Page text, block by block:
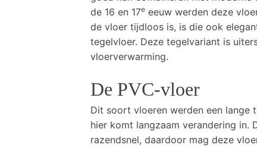
de 16 en 17e eeuw werden deze
de vloer tijdloos is, is die ook
tegelvloer. Deze tegelvariant is
vloerverwarming.
De PVC-vloer
Dit soort vloeren werden een lange
hier komt langzaam verandering
razendsnel, daardoor mag deze